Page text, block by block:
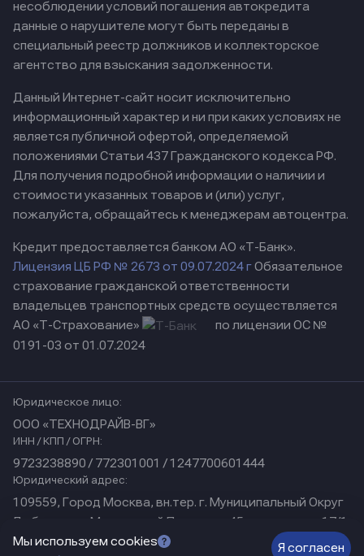
Мы используем cookies
Я согласен
несоблюдении условий погашения автокредита
данные о нарушителе могут быть переданы в
специальный реестр должников и коллекторское
агентство для взыскания задолженности.
Данный Интернет-сайт носит исключительно
информационный характер и ни при каких условиях не
является публичной офертой, определяемой
положениями Статьи 437 Гражданского кодекса РФ.
Для получения подробной информации о наличии и
стоимости указанных товаров и (или) услуг,
пожалуйста, обращайтесь к менеджерам автоцентра.
Кредит предоставляется банком АО «Т-Банк».
Лицензия ЦБ РФ № 2673 от 09.07.2024 гОбязательное
страхование гражданской ответственности
владельцев транспортных средств осуществляется
АО «Т-Страхование»
по лицензии ОС №
0191-03 от 01.07.2024
Юридическое лицо:
ООО «ТЕХНОДРАЙВ-ВГ»
ИНН / КПП / ОГРН:
9723238890 / 772301001 / 1247700601444
Юридический адрес:
109559, Город Москва, вн.тер. г. Муниципальный Округ
Люблино, ул Марьинский Парк, дом 45, помещение 17/1
Физический адрес: